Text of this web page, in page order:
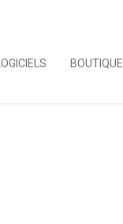
LOGICIELS BOUTIQUE